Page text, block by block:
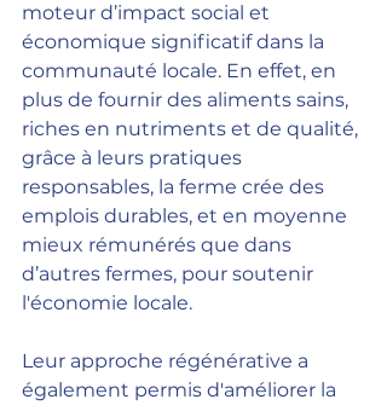
moteur d’impact social et
économique significatif dans la
communauté locale. En effet, en
plus de fournir des aliments sains,
riches en nutriments et de qualité,
grâce à leurs pratiques
responsables, la ferme crée des
emplois durables, et en moyenne
mieux rémunérés que dans
d’autres fermes, pour soutenir
l'économie locale.
Leur approche régénérative a
également permis d'améliorer la